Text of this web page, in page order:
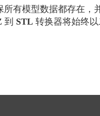
所有模型数据都存在，
到 STL 转换器将始终